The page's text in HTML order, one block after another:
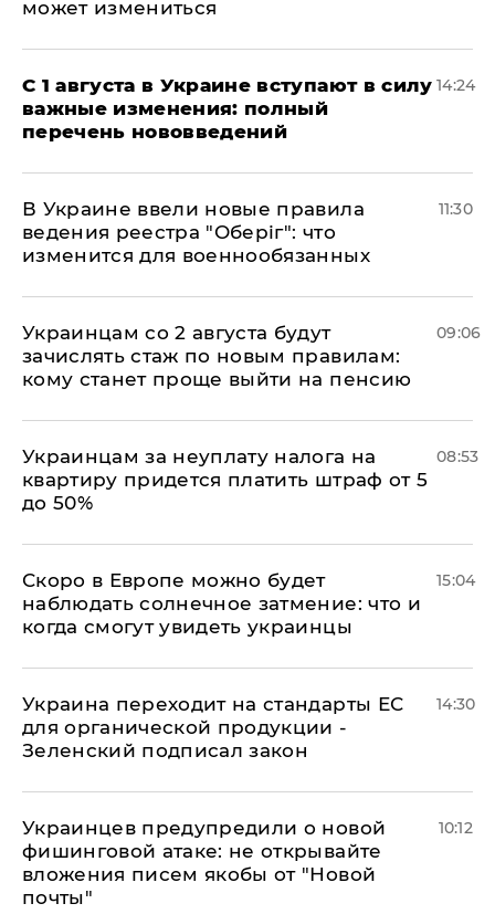
может измениться
С 1 августа в Украине вступают в силу
важные изменения: полный
перечень нововведений
14:24
В Украине ввели новые правила
ведения реестра "Оберіг": что
изменится для военнообязанных
11:30
Украинцам со 2 августа будут
зачислять стаж по новым правилам:
кому станет проще выйти на пенсию
09:06
Украинцам за неуплату налога на
квартиру придется платить штраф от 5
до 50%
08:53
Скоро в Европе можно будет
наблюдать солнечное затмение: что и
когда смогут увидеть украинцы
15:04
Украина переходит на стандарты ЕС
для органической продукции -
Зеленский подписал закон
14:30
Украинцев предупредили о новой
фишинговой атаке: не открывайте
вложения писем якобы от "Новой
почты"
10:12